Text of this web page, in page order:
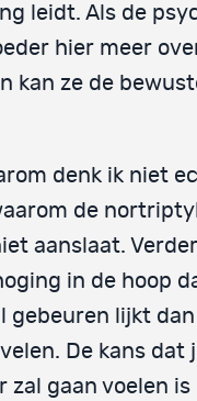
leidt. Als de
hier meer
kan ze de
denk ik niet
de
aanslaat.
in de hoop
gebeuren lijkt
De kans dat
zal gaan voelen is